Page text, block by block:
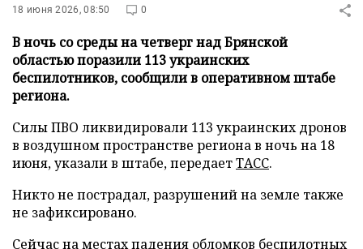
18 июня 2026, 08:50 0
В ночь со среды на четверг над Брянской
областью поразили 113 украинских
беспилотников, сообщили в оперативном штабе
региона.
Силы ПВО ликвидировали 113 украинских дронов
в воздушном пространстве региона в ночь на 18
июня, указали в штабе, передаетТАСС.
Никто не пострадал, разрушений на земле также
не зафиксировано.
Сейчас на местах падения обломков беспилотных